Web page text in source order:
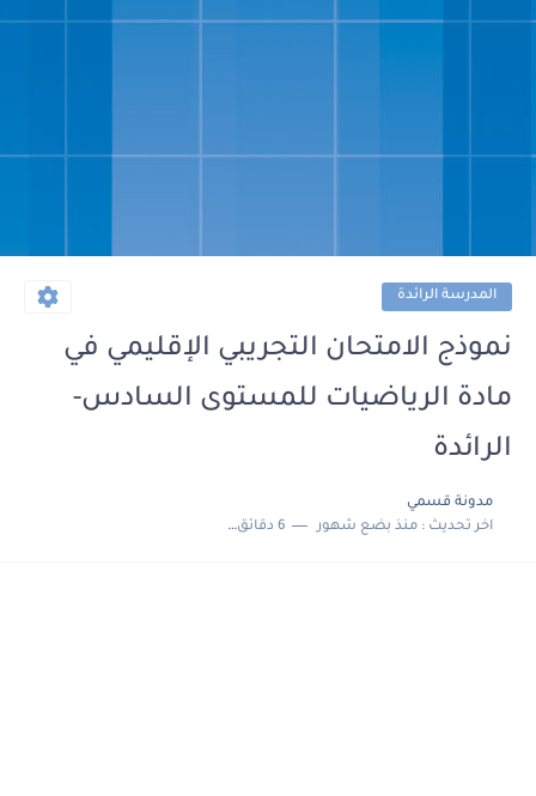
المدرسة الرائدة
نموذج الامتحان التجريبي الإقليمي في
مادة الرياضيات للمستوى السادس-
الرائدة
مدونة قسمي
اخر تحديث :منذ بضع شهور 6 دقائق للقراءة